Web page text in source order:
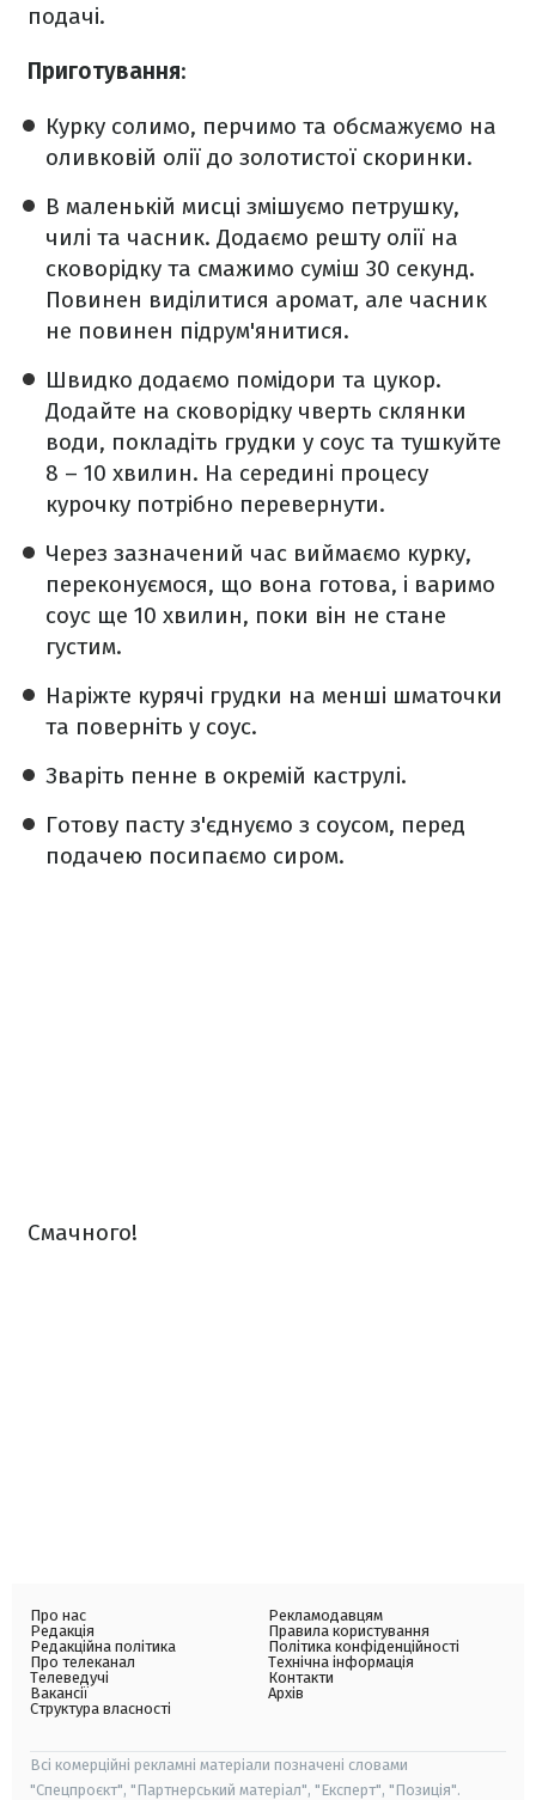
подачі.
Приготування:
Курку солимо, перчимо та обсмажуємо на
оливковій олії до золотистої скоринки.
В маленькій мисці змішуємо петрушку,
чилі та часник. Додаємо решту олії на
сковорідку та смажимо суміш 30 секунд.
Повинен виділитися аромат, але часник
не повинен підрум'янитися.
Швидко додаємо помідори та цукор.
Додайте на сковорідку чверть склянки
води, покладіть грудки у соус та тушкуйте
8 – 10 хвилин. На середині процесу
курочку потрібно перевернути.
Через зазначений час виймаємо курку,
переконуємося, що вона готова, і варимо
соус ще 10 хвилин, поки він не стане
густим.
Наріжте курячі грудки на менші шматочки
та поверніть у соус.
Зваріть пенне в окремій каструлі.
Готову пасту з'єднуємо з соусом, перед
подачею посипаємо сиром.
Смачного!
Про нас
Редакція
Редакційна політика
Про телеканал
Телеведучі
Вакансії
Структура власності
Рекламодавцям
Правила користування
Політика конфіденційності
Технічна інформація
Контакти
Архів
Всі комерційні рекламні матеріали позначені словами
"Спецпроєкт", "Партнерський матеріал", "Експерт", "Позиція".